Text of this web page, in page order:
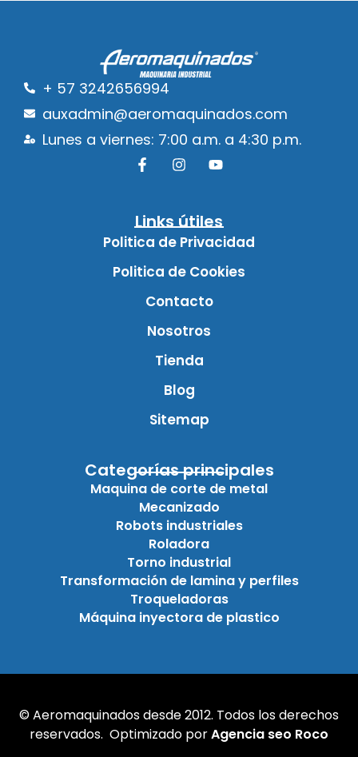
+ 57 3242656994
auxadmin@aeromaquinados.com
Lunes a viernes: 7:00 a.m. a 4:30 p.m.
Links útiles
Politica de Privacidad
Politica de Cookies
Contacto
Nosotros
Tienda
Blog
Sitemap
Categorías principales
Maquina de corte de metal
Mecanizado
Robots industriales
Roladora
Torno industrial
Transformación de lamina y perfiles
Troqueladoras
Máquina inyectora de plastico
© Aeromaquinados desde 2012. Todos los derechos
reservados. Optimizado porAgencia seo Roco